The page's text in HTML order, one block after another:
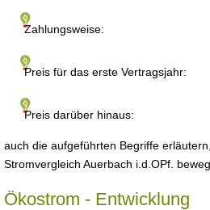
Zahlungsweise:
Preis für das erste Vertragsjahr:
Preis darüber hinaus:
auch die aufgeführten Begriffe
Stromvergleich Auerbach i.d.OPf.
Ökostrom - Entwicklung